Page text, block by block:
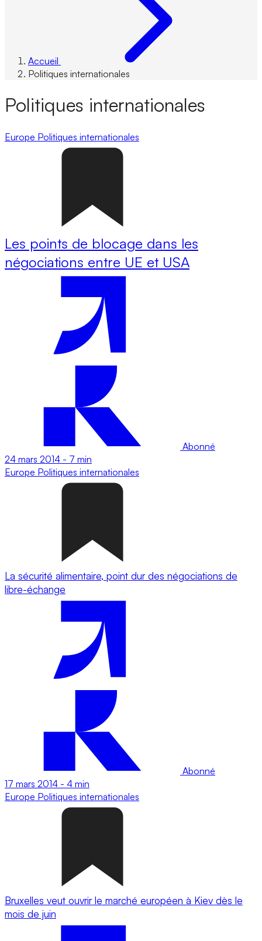
Accueil
Politiques internationales
Politiques internationales
Europe Politiques internationales
Les points de blocage dans les
négociations entre UE et USA
Abonné
24 mars 2014 - 7 min
Europe Politiques internationales
La sécurité alimentaire, point dur des négociations de
libre-échange
Abonné
17 mars 2014 - 4 min
Europe Politiques internationales
Bruxelles veut ouvrir le marché européen à Kiev dès le
mois de juin